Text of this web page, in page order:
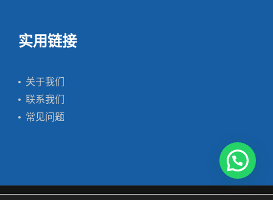
实用链接
关于我们
联系我们
常见问题